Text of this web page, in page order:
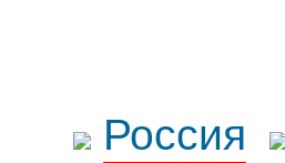
Россия